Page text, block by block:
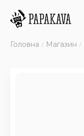
Головна Магазин